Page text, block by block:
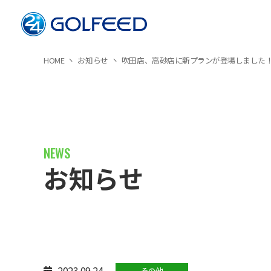
HOME お知らせ 吹田店、高砂店に新プランが登場しました！
お知らせ